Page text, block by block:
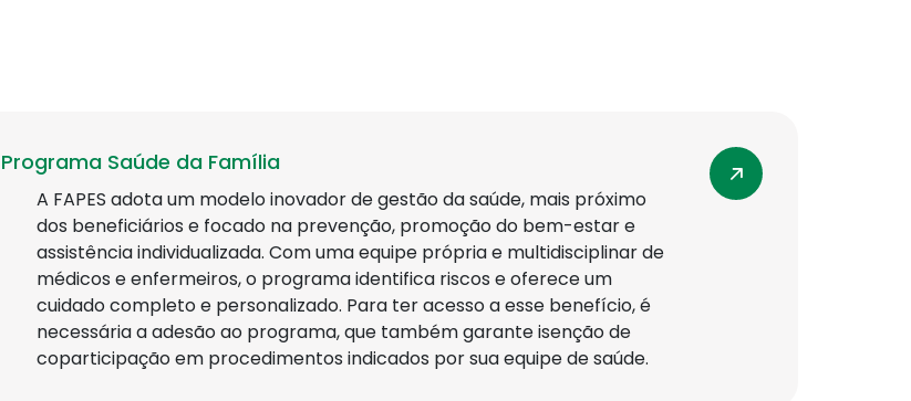
Programa Saúde da Família
A FAPES adota um modelo inovador de gestão da saúde, mais próximo
dos beneficiários e focado na prevenção, promoção do bem-estar e
assistência individualizada. Com uma equipe própria e multidisciplinar de
médicos e enfermeiros, o programa identifica riscos e oferece um
cuidado completo e personalizado. Para ter acesso a esse benefício, é
necessária a adesão ao programa, que também garante isenção de
coparticipação em procedimentos indicados por sua equipe de saúde.